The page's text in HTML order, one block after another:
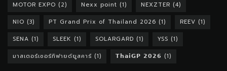
MOTOR EXPO (2) Nexx point (1) NEXZTER (4)
NIO (3) PT Grand Prix of Thailand 2026 (1) REEV (1)
SENA (1) SLEEK (1) SOLARGARD (1) YSS (1)
มาสเตอร์เซอร์ทิฟายด์ยูสคาร์ (1) 𝗧𝗵𝗮𝗶𝗚𝗣 𝟮𝟬𝟮𝟲 (1)